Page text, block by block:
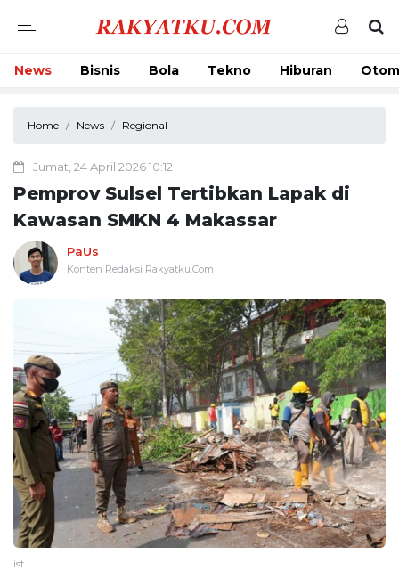
News Bisnis Bola Tekno Hiburan
Home News Regional
Jumat, 24 April 2026 10:12
Pemprov Sulsel Tertibkan Lapak di
Kawasan SMKN 4 Makassar
PaUs
Konten Redaksi Rakyatku.Com
ist